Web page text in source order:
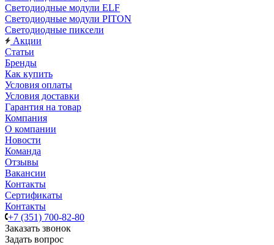
Светодиодные модули ELF
Светодиодные модули PITON
Светодиодные пиксели
Акции
Статьи
Бренды
Как купить
Условия оплаты
Условия доставки
Гарантия на товар
Компания
О компании
Новости
Команда
Отзывы
Вакансии
Контакты
Сертификаты
Контакты
+7 (351) 700-82-80
Заказать звонок
Задать вопрос